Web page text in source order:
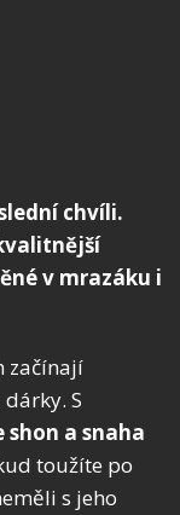
chvíli.
v mrazáku i
začínají
S
shon a snaha
toužíte po
s jeho